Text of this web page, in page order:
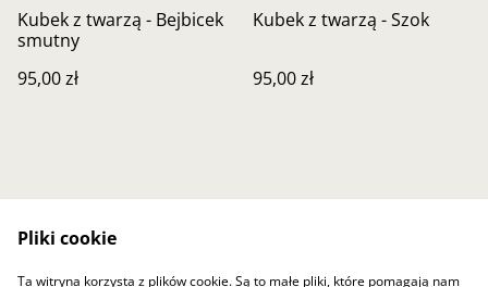
Kubek z twarzą - Bejbicek
smutny
95,00 zł
Kubek z twarzą - Szok
95,00 zł
Skontaktuj się z nami
Warunki prawne
Pliki cookie
Ta witryna korzysta z plików cookie. Są to małe pliki, które pomagają nam